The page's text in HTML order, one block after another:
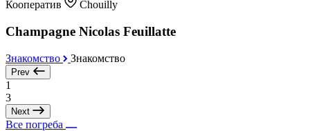
Кооператив Chouilly
Champagne Nicolas Feuillatte
Знакомство Знакомство
Prev
1
3
Next
Все погреба